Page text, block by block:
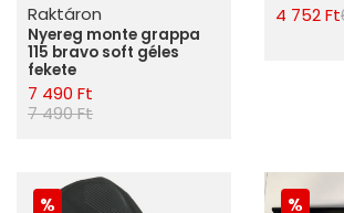
Raktáron
Nyereg monte grappa
115 bravo soft géles
fekete
7 490 Ft
7 490 Ft
4 752 Ft